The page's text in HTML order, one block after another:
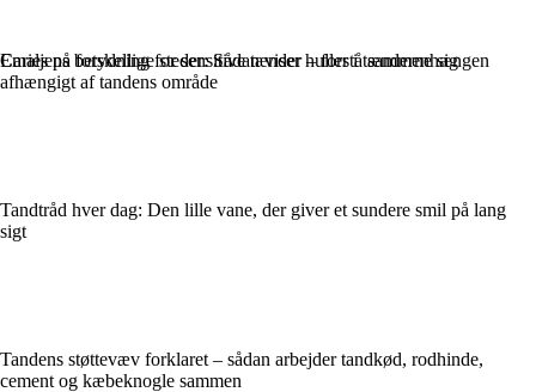
Emaljens betydning for sensitive tænder – forstå sammenhængen
Tandtråd hver dag: Den lille vane, der giver et sundere smil på lang
sigt
Tandens støttevæv forklaret – sådan arbejder tandkød, rodhinde,
cement og kæbeknogle sammen
Caries på forskellige steder: Sådan viser huller i tænderne sig
afhængigt af tandens område